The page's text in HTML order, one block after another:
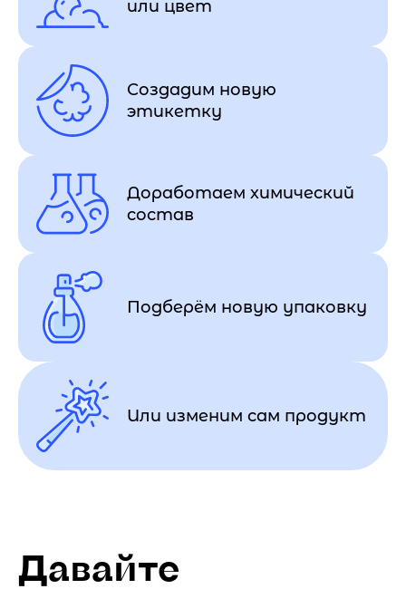
или цвет
Создадим новую
этикетку
Доработаем химический
состав
Подберём новую упаковку
Или изменим сам продукт
Давайте